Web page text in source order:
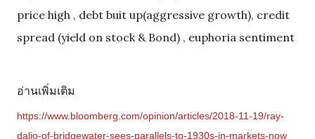
price high , debt buit up(aggressive growth), credit
spread (yield on stock & Bond) , euphoria sentiment
อ่านเพิ่มเติม
https://www.bloomberg.com/opinion/articles/2018-11-19/ray-
dalio-of-bridgewater-sees-parallels-to-1930s-in-markets-now